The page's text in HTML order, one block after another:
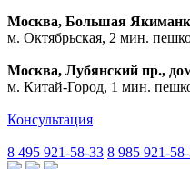
Москва, Большая
м. Октябрьская, 2 мин.
Москва, Лубянский пр.,
м. Китай-Город, 1 мин.
Консультация
8 495 921-58-33 8 985 921-